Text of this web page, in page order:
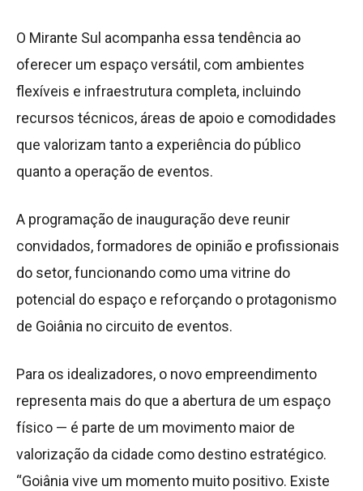
O Mirante Sul acompanha essa tendência ao
oferecer um espaço versátil, com ambientes
flexíveis e infraestrutura completa, incluindo
recursos técnicos, áreas de apoio e comodidades
que valorizam tanto a experiência do público
quanto a operação de eventos.
A programação de inauguração deve reunir
convidados, formadores de opinião e profissionais
do setor, funcionando como uma vitrine do
potencial do espaço e reforçando o protagonismo
de Goiânia no circuito de eventos.
Para os idealizadores, o novo empreendimento
representa mais do que a abertura de um espaço
físico — é parte de um movimento maior de
valorização da cidade como destino estratégico.
“Goiânia vive um momento muito positivo. Existe